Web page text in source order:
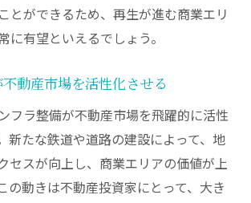
開発の未来像
資が地域社会にもたらす影響
視野で見る地域価値の上昇
地域経済に与える影響
据えた投資家のビジョン
とができるため、再生が進む商業エリ
に有望といえるでしょう。
動産市場を活性化させる
フラ整備が不動産市場を飛躍的に活性
新たな鉄道や道路の建設によって、地
セスが向上し、商業エリアの価値が上
の動きは不動産投資家にとって、大き